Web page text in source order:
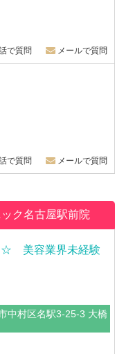
で質問 メールで質問
で質問 メールで質問
ク名古屋駅前院
☆ 美容業界未経験
中村区名駅3-25-3 大橋